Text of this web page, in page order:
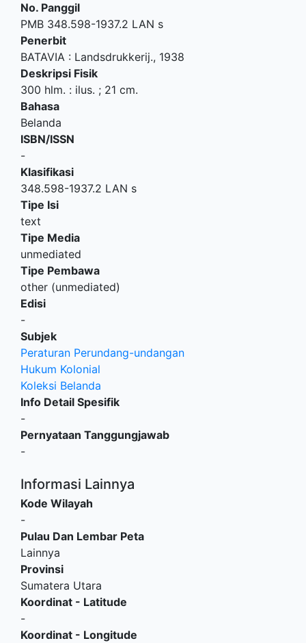
No. Panggil
PMB 348.598-1937.2 LAN s
Penerbit
BATAVIA : Landsdrukkerij., 1938
Deskripsi Fisik
300 hlm. : ilus. ; 21 cm.
Bahasa
Belanda
ISBN/ISSN
-
Klasifikasi
348.598-1937.2 LAN s
Tipe Isi
text
Tipe Media
unmediated
Tipe Pembawa
other (unmediated)
Edisi
-
Subjek
Peraturan Perundang-undangan
Hukum Kolonial
Koleksi Belanda
Info Detail Spesifik
-
Pernyataan Tanggungjawab
-
Informasi Lainnya
Kode Wilayah
-
Pulau Dan Lembar Peta
Lainnya
Provinsi
Sumatera Utara
Koordinat - Latitude
-
Koordinat - Longitude